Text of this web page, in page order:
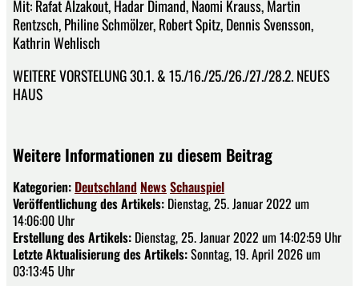
Mit: Rafat Alzakout, Hadar Dimand, Naomi Krauss, Martin
Rentzsch, Philine Schmölzer, Robert Spitz, Dennis Svensson,
Kathrin Wehlisch
WEITERE VORSTELUNG 30.1. & 15./16./25./26./27./28.2. NEUES
HAUS
Weitere Informationen zu diesem Beitrag
Kategorien: Deutschland NewsSchauspiel
Veröffentlichung des Artikels: Dienstag, 25. Januar 2022 um
14:06:00 Uhr
Erstellung des Artikels: Dienstag, 25. Januar 2022 um 14:02:59 Uhr
Letzte Aktualisierung des Artikels:Sonntag, 19. April 2026 um
03:13:45 Uhr